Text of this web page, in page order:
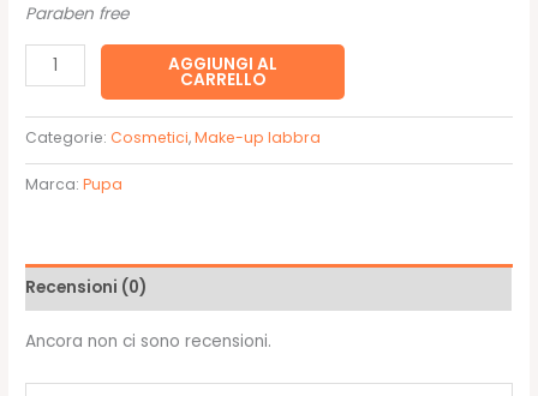
Paraben free
TRUE
LIPS
046
-
Pupa
AGGIUNGI AL
CARRELLO
Categorie:Cosmetici,Make-up labbra
Marca:Pupa
Recensioni (0)
Ancora non ci sono recensioni.